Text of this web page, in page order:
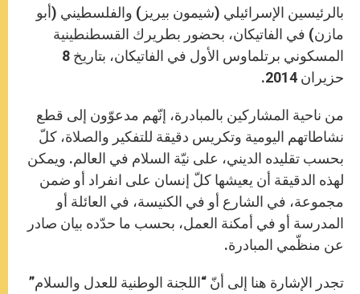
بالرئيسين الإسرائيلي (شيمون بيريز) والفلسطيني (أبو
مازن) في الفاتيكان، بحضور بطريرك القسطنطينية
المسكوني برتلماوس الأول في الفاتيكان، بتاريخ 8
حزيران 2014.
من ناحية المشاركين بالمبادرة، إنّهم مدعوّون إلى قطع
نشاطاتهم اليومية وتكريس دقيقة للتفكير والصلاة، كلّ
بحسب تقليده الديني، على نيّة السلام في العالم. ويمكن
لهذه الدقيقة أن يعيشها كلّ إنسان على انفراد أو ضمن
مجموعة، في الشارع أو في الكنيسة، في العائلة أو
المدرسة أو في أمكنة العمل، بحسب ما حدّده بيان صادر
عن منظّمي المبادرة.
تجدر الإشارة هنا إلى أنّ “اللجنة الوطنية للعدل والسلام”